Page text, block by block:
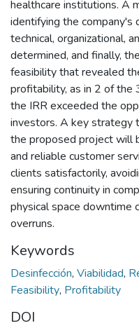
healthcare institutions. A
identifying the company's
technical, organizational,
determined, and finally,
feasibility that revealed
profitability, as in 2 of the
the IRR exceeded the
investors. A key strategy
the proposed project will
and reliable customer
clients satisfactorily,
ensuring continuity in
physical space downtime
overruns.
Keywords
Desinfección, Viabilidad,
Feasibility, Profitability
DOI